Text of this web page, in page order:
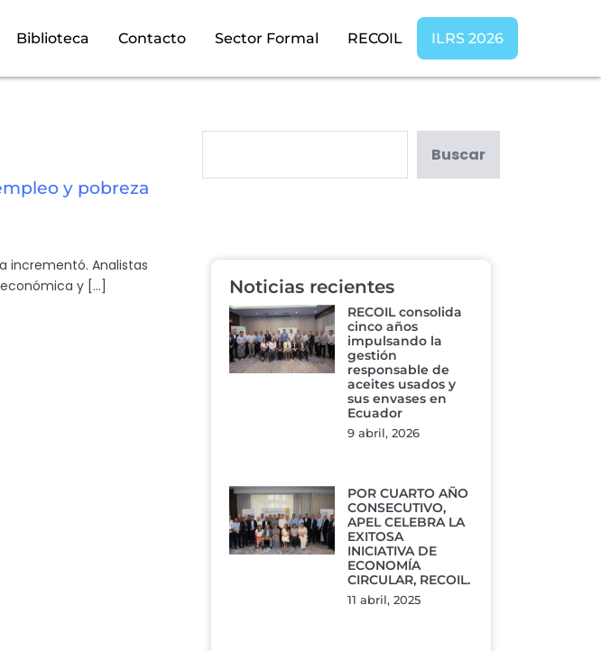
Biblioteca Contacto Sector Formal RECOIL ILRS 2026
y pobreza
incrementó. Analistas
y […]
Buscar
Noticias recientes
RECOIL consolida
cinco años
impulsando la
gestión
responsable de
aceites usados y
sus envases en
Ecuador
9 abril, 2026
POR CUARTO AÑO
CONSECUTIVO,
APEL CELEBRA LA
EXITOSA
INICIATIVA DE
ECONOMÍA
CIRCULAR, RECOIL.
11 abril, 2025